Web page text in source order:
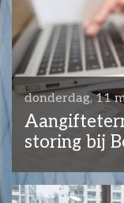
donderdag, 11
storing bij